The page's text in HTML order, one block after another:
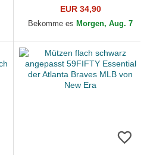
EUR 34,90
Bekomme es Morgen, Aug. 7